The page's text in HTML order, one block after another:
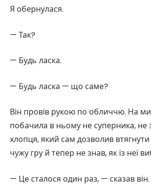
Я обернулася.
— Так?
— Будь ласка.
— Будь ласка — що саме?
Він провів рукою по обличчю. На
побачила в ньому не суперника, не
хлопця, який сам дозволив
чужу гру й тепер не знав, як із неї
— Це сталося один раз, — сказав він.